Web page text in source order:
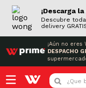
¡Descarga la
Descubre
delivery
¡Aún no eres
DESPACHO
¿Que